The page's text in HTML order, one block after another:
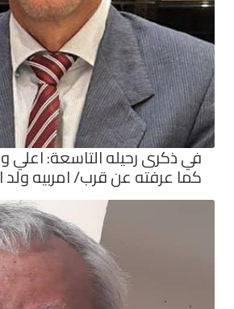
في ذكرى رحيله التاسعة:
كما عرفته عن قرب/ امربيه ولد